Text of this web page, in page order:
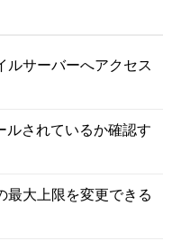
ルサーバーへアクセス
ルされているか確認す
最大上限を変更できる